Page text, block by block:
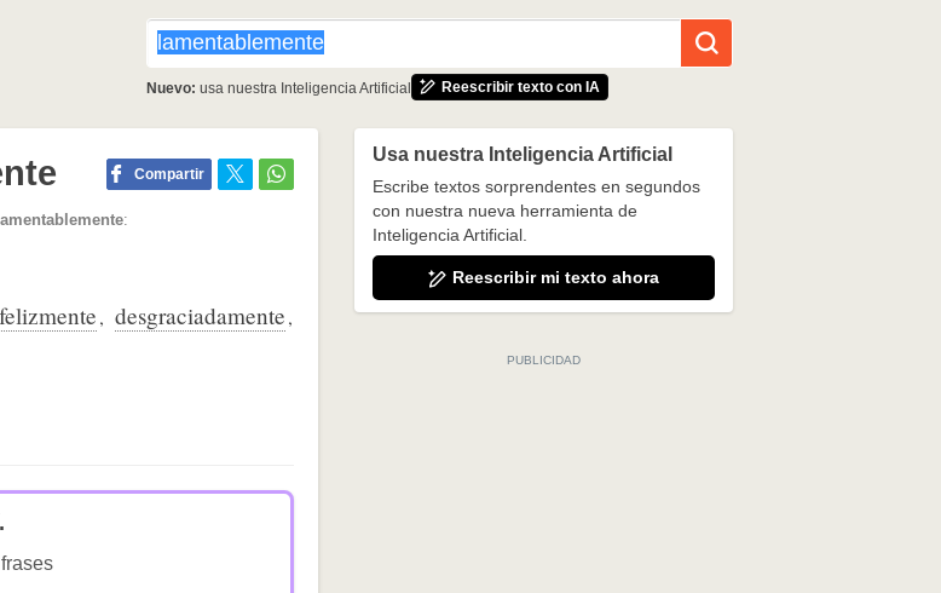
Nuevo: usa nuestra Inteligencia Artificial Reescribir texto con IA
Compartir
lamentablemente:
, desgraciadamente,
Usa nuestra Inteligencia Artificial
Escribe textos sorprendentes en segundos
con nuestra nueva herramienta de
Inteligencia Artificial.
Reescribir mi texto ahora